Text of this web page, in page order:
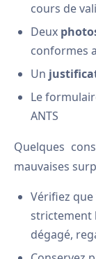
cours de
Deux
conformes
Un
Le
ANTS
Quelques
mauvaises
Vérifiez que
strictement
dégagé,